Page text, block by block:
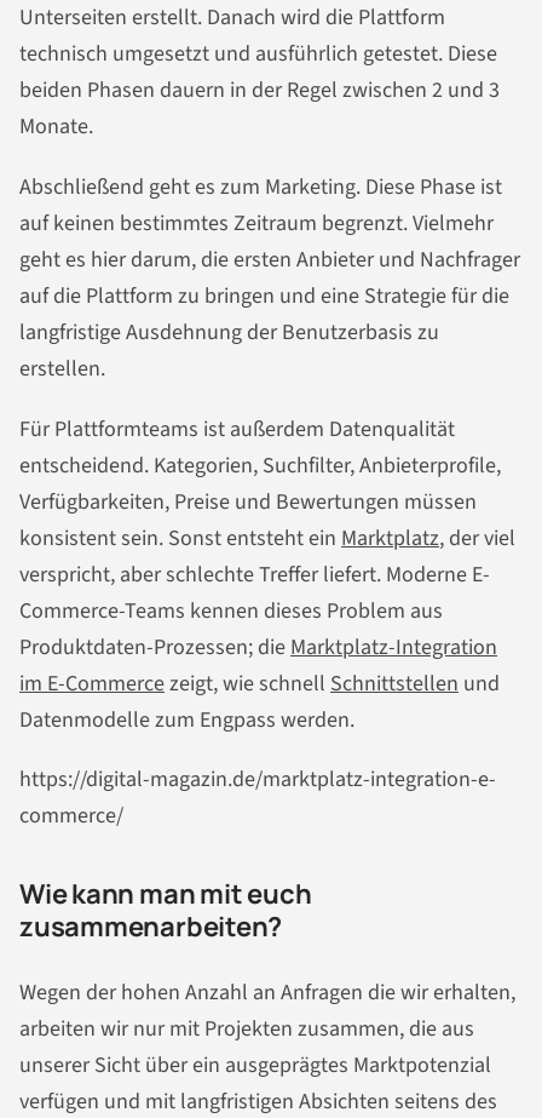
Unterseiten erstellt. Danach wird die Plattform
technisch umgesetzt und ausführlich getestet. Diese
beiden Phasen dauern in der Regel zwischen 2 und 3
Monate.
Abschließend geht es zum Marketing. Diese Phase ist
auf keinen bestimmtes Zeitraum begrenzt. Vielmehr
geht es hier darum, die ersten Anbieter und Nachfrager
auf die Plattform zu bringen und eine Strategie für die
langfristige Ausdehnung der Benutzerbasis zu
erstellen.
Für Plattformteams ist außerdem Datenqualität
entscheidend. Kategorien, Suchfilter, Anbieterprofile,
Verfügbarkeiten, Preise und Bewertungen müssen
konsistent sein. Sonst entsteht ein Marktplatz, der viel
verspricht, aber schlechte Treffer liefert. Moderne E-
Commerce-Teams kennen dieses Problem aus
Produktdaten-Prozessen; die Marktplatz-Integration
im E-Commercezeigt, wie schnell Schnittstellen und
Datenmodelle zum Engpass werden.
https://digital-magazin.de/marktplatz-integration-e-
commerce/
Wie kann man mit euch
zusammenarbeiten?
Wegen der hohen Anzahl an Anfragen die wir erhalten,
arbeiten wir nur mit Projekten zusammen, die aus
unserer Sicht über ein ausgeprägtes Marktpotenzial
verfügen und mit langfristigen Absichten seitens des